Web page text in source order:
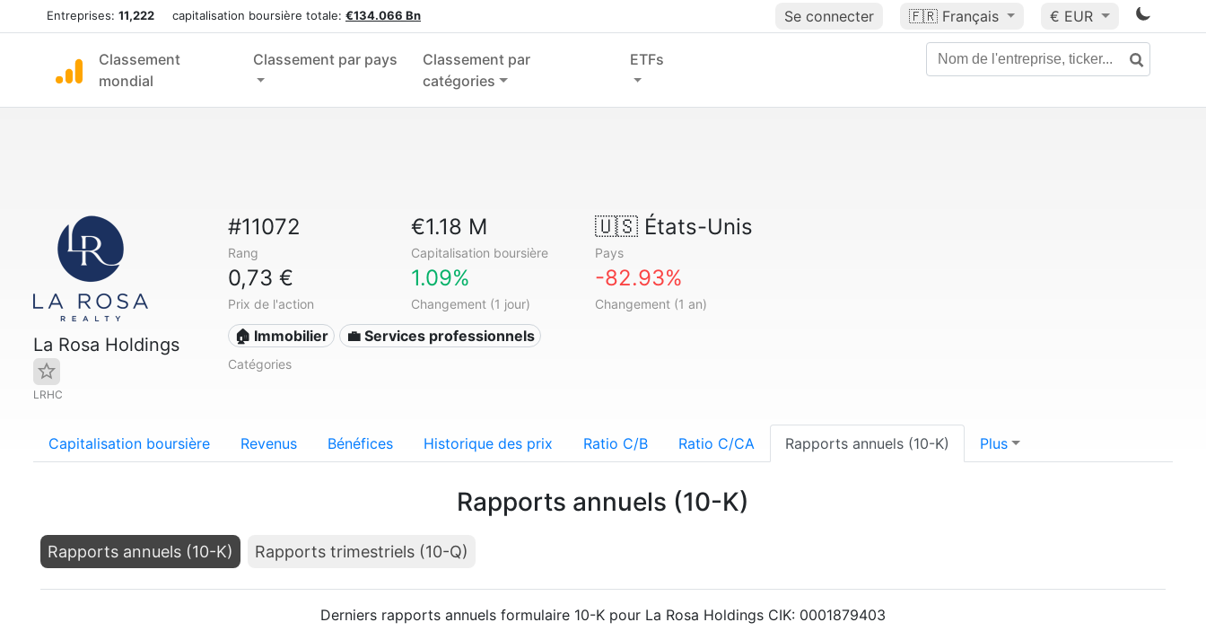
Entreprises: 11,222 capitalisation boursière totale: €134.066 Bn Se connecter 🇫🇷 Français € EUR
Classement
mondial
Classement par pays
Classement par
catégories
ETFs
La Rosa Holdings
LRHC
#11072
Rang
€1.18 M
Capitalisation boursière
🇺🇸États-Unis
Pays
0,73 €
Prix de l'action
1.09%
Changement (1 jour)
-82.93%
Changement (1 an)
🏠 Immobilier 💼 Services professionnels
Catégories
Capitalisation boursière Revenus Bénéfices Historique des prix Ratio C/B Ratio C/CA Rapports annuels (10-K) Plus
Rapports annuels (10-K)
Rapports annuels (10-K) Rapports trimestriels (10-Q)
Derniers rapports annuels formulaire 10-K pour La Rosa Holdings CIK: 0001879403